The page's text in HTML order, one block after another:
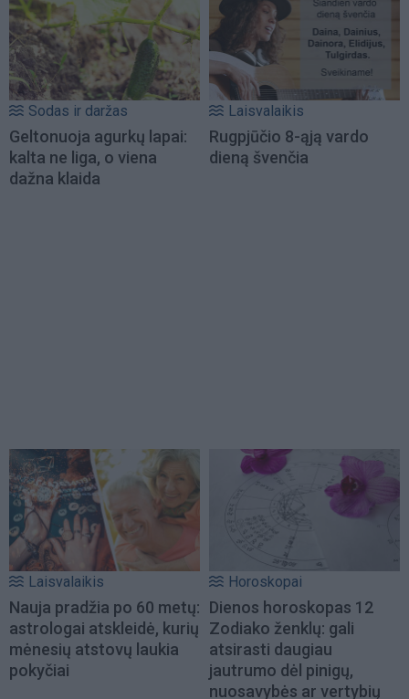
Sodas ir daržas
Geltonuoja agurkų lapai:
kalta ne liga, o viena
dažna klaida
Laisvalaikis
Rugpjūčio 8-ąją vardo
dieną švenčia
Laisvalaikis
Nauja pradžia po 60 metų:
astrologai atskleidė, kurių
mėnesių atstovų laukia
pokyčiai
Horoskopai
Dienos horoskopas 12
Zodiako ženklų: gali
atsirasti daugiau
jautrumo dėl pinigų,
nuosavybės ar vertybių